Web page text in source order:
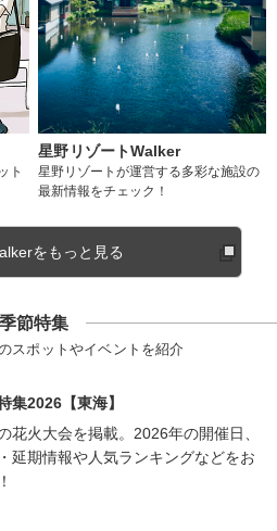
ト
星野リゾートWalker
星野リゾートが運営する多彩な施設の
最新情報をチェック！
をもっと見る
季節特集
スポットやイベントを紹介
集2026【東海】
花火大会を掲載。2026年の開催日、
延期情報や人気ランキングなどをお